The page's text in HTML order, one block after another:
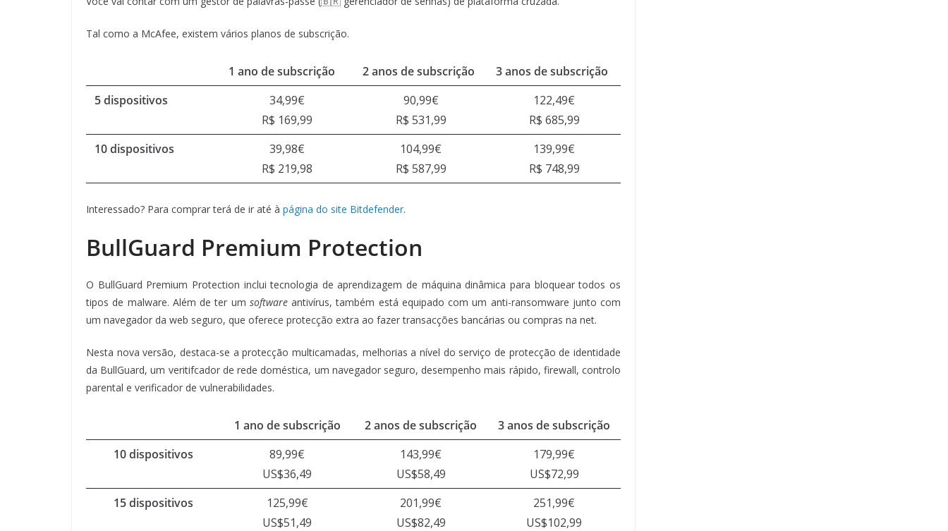
Tal como a McAfee, existem vários planos de subscrição.
1 ano de subscrição 2 anos de subscrição
3 anos de subscrição
5 dispositivos
34,99€
R$ 169,99
90,99€
R$ 531,99
122,49€
R$ 685,99
10 dispositivos
39,98€
R$ 219,98
104,99€
R$ 587,99
139,99€
R$ 748,99
Interessado? Para comprar terá de ir até à página do site Bitdefender.
BullGuard Premium Protection
O BullGuard Premium Protection inclui tecnologia de aprendizagem de máquina dinâmica para bloquear todos os
tipos de malware. Além de ter um softwareantivírus, também está equipado com um anti-ransomware junto com
um navegador da web seguro, que oferece protecção extra ao fazer transacções bancárias ou compras na net.
Nesta nova versão, destaca-se a protecção multicamadas, melhorias a nível do serviço de protecção de identidade
da BullGuard, um veritifcador de rede doméstica, um navegador seguro, desempenho mais rápido, firewall, controlo
parental e verificador de vulnerabilidades.
1 ano de subscrição 2 anos de subscrição
3 anos de subscrição
10 dispositivos
89,99€
US$36,49
143,99€
US$58,49
179,99€
US$72,99
15 dispositivos
125,99€
US$51,49
201,99€
US$82,49
251,99€
US$102,99